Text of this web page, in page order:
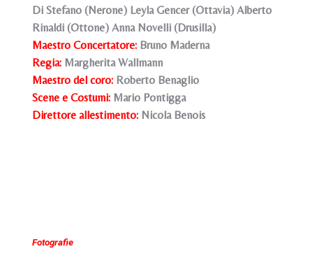
Di Stefano (Nerone) Leyla Gencer (Ottavia) Alberto
Rinaldi (Ottone) Anna Novelli (Drusilla)
Maestro Concertatore: Bruno Maderna
Regia: Margherita Wallmann
Maestro del coro: Roberto Benaglio
Scene e Costumi: Mario Pontigga
Direttore allestimento: Nicola Benois
Fotografie